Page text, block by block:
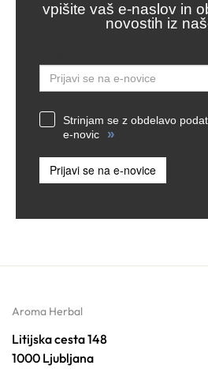
vpišite vaš e-naslov in
novostih iz
Strinjam se z obdelavo
e-novic
»
Prijavi se na e-novice
Aroma Herbal
Litijska cesta 148
1000 Ljubljana